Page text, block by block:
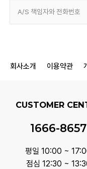
A/S 책임자와 전화번호
회사소개 이용약관
CUSTOMER
1666-8657
평일 10:00 ~
점심 12:30 ~